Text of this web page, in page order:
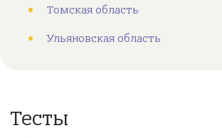
Томская область
Ульяновская область
Тесты